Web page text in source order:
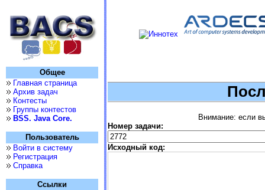
Общее
Главная страница
Архив задач
Контесты
Группы контестов
BSS. Java Core.
Пользователь
Войти в систему
Регистрация
Справка
Ссылки
Внимание: если
Номер задачи:
Исходный код: